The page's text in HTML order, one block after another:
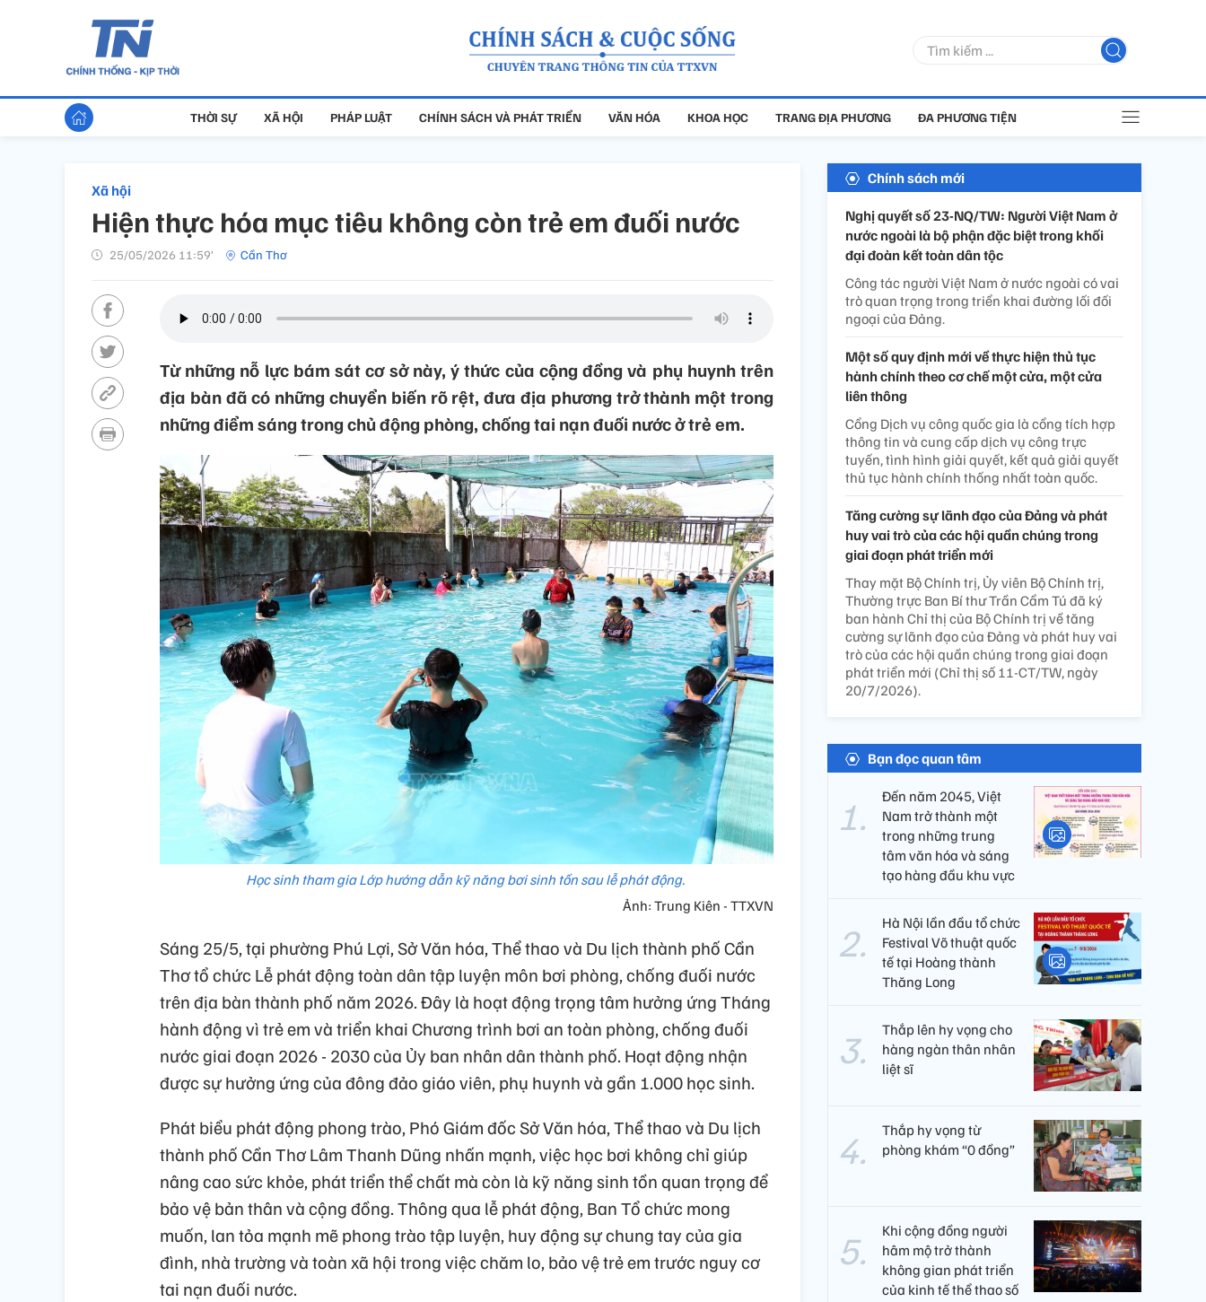
THỜI SỰ XÃ HỘI PHÁP LUẬT CHÍNH SÁCH VÀ PHÁT TRIỂN VĂN HÓA KHOA HỌC TRANG ĐỊA PHƯƠNG ĐA PHƯƠNG TIỆN
Xã hội
Hiện thực hóa mục tiêu không còn trẻ em đuối nước
25/05/2026 11:59’ Cần Thơ
Từ những nỗ lực bám sát cơ sở này, ý thức của cộng đồng và phụ huynh trên
địa bàn đã có những chuyển biến rõ rệt, đưa địa phương trở thành một trong
những điểm sáng trong chủ động phòng, chống tai nạn đuối nước ở trẻ em.
Học sinh tham gia Lớp hướng dẫn kỹ năng bơi sinh tồn sau lễ phát động.
Ảnh: Trung Kiên - TTXVN
Sáng 25/5, tại phường Phú Lợi, Sở Văn hóa, Thể thao và Du lịch thành phố Cần
Thơ tổ chức Lễ phát động toàn dân tập luyện môn bơi phòng, chống đuối nước
trên địa bàn thành phố năm 2026. Đây là hoạt động trọng tâm hưởng ứng Tháng
hành động vì trẻ em và triển khai Chương trình bơi an toàn phòng, chống đuối
nước giai đoạn 2026 - 2030 của Ủy ban nhân dân thành phố. Hoạt động nhận
được sự hưởng ứng của đông đảo giáo viên, phụ huynh và gần 1.000 học sinh.
Phát biểu phát động phong trào, Phó Giám đốc Sở Văn hóa, Thể thao và Du lịch
thành phố Cần Thơ Lâm Thanh Dũng nhấn mạnh, việc học bơi không chỉ giúp
nâng cao sức khỏe, phát triển thể chất mà còn là kỹ năng sinh tồn quan trọng để
bảo vệ bản thân và cộng đồng. Thông qua lễ phát động, Ban Tổ chức mong
muốn, lan tỏa mạnh mẽ phong trào tập luyện, huy động sự chung tay của gia
đình, nhà trường và toàn xã hội trong việc chăm lo, bảo vệ trẻ em trước nguy cơ
tai nạn đuối nước.
Chính sách mới
Nghị quyết số 23-NQ/TW: Người Việt Nam ở
nước ngoài là bộ phận đặc biệt trong khối
đại đoàn kết toàn dân tộc
Công tác người Việt Nam ở nước ngoài có vai
trò quan trọng trong triển khai đường lối đối
ngoại của Đảng.
Một số quy định mới về thực hiện thủ tục
hành chính theo cơ chế một cửa, một cửa
liên thông
Cổng Dịch vụ công quốc gia là cổng tích hợp
thông tin và cung cấp dịch vụ công trực
tuyến, tình hình giải quyết, kết quả giải quyết
thủ tục hành chính thống nhất toàn quốc.
Tăng cường sự lãnh đạo của Đảng và phát
huy vai trò của các hội quần chúng trong
giai đoạn phát triển mới
Thay mặt Bộ Chính trị, Ủy viên Bộ Chính trị,
Thường trực Ban Bí thư Trần Cẩm Tú đã ký
ban hành Chỉ thị của Bộ Chính trị về tăng
cường sự lãnh đạo của Đảng và phát huy vai
trò của các hội quần chúng trong giai đoạn
phát triển mới (Chỉ thị số 11-CT/TW, ngày
20/7/2026).
Bạn đọc quan tâm
Đến năm 2045, Việt
Nam trở thành một
trong những trung
tâm văn hóa và sáng
tạo hàng đầu khu vực
Hà Nội lần đầu tổ chức
Festival Võ thuật quốc
tế tại Hoàng thành
Thăng Long
Thắp lên hy vọng cho
hàng ngàn thân nhân
liệt sĩ
Thắp hy vọng từ
phòng khám “0 đồng”
Khi cộng đồng người
hâm mộ trở thành
không gian phát triển
của kinh tế thể thao số